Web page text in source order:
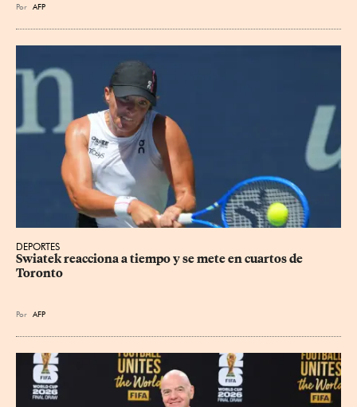
Por AFP
DEPORTES
Swiatek reacciona a tiempo y se mete en cuartos de
Toronto
Por AFP